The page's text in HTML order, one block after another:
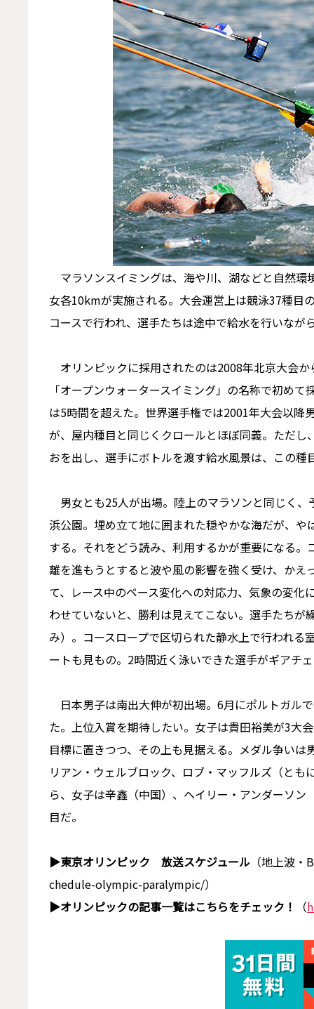
マラソンスイミングは、海や川、湖などと自然
女各10kmが実施される。大会運営上は競泳37種目
コースで行われ、選手たちは途中で給水を行いな
オリンピックに採用されたのは2008年北京大会
「オープンウォータースイミング」の名称で初め
は5時間を超えた。世界選手権では2001年大会以
が、屋内種目と同じくクロールとほぼ同義。ただ
おを出し、選手にボトルを渡す給水風景は、この種
男女とも25人が出場。陸上のマラソンと同じく
浜公園。埋め立て地に囲まれた穏やかな海だが、
する。それをどう読み、利用するかが重要になる
離を進もうとすると波や風の影響を強く受け、か
て、レース中のペース変化への対応力、気象の変
わせていないと、勝利は見えてこない。選手たち
み）。コースロープで区切られた静水上で行われ
ートも見もの。2時間近く泳いできた選手がギアチ
日本男子は南出大伸が初出場。6月にポルトガル
た。上位入賞を期待したい。女子は貴田裕美が3大
目標に置きつつ、その上も見据える。メダル争い
リアン・ウェルブロック、ロブ・マッフルズ（と
ら、女子は辛鑫（中国）、ヘイリー・アンダーソ
目だ。
▶東京オリンピック 放送スケジュール （地上波
chedule-olympic-paralympic/）
▶オリンピックの記事一覧はこちらをチェック！
（